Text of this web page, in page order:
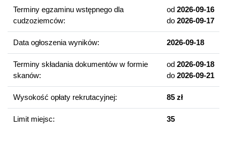
projektów Unii Europejskiej.
Nabycie płynności w zagadnieniach planistycznych i
strategicznych.
Jednostki administracji publicznej
Instytucje zajmujące się pozyskiwaniem funduszy
(stowarzyszenia, organizacje etc.)
planowania strategicznego
Terminy egzaminu wstępnego dla
cudzoziemców:
od 2026-09-16
do 2026-09-17
Data ogłoszenia wyników: 2026-09-18
Terminy składania dokumentów w formie
skanów:
od 2026-09-18
do 2026-09-21
Wysokość opłaty rekrutacyjnej: 85 zł
Limit miejsc: 35